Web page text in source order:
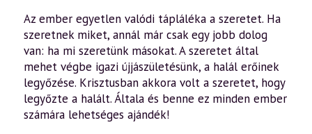
Az ember egyetlen valódi tápláléka a szeretet. Ha
szeretnek miket, annál már csak egy jobb dolog
van: ha mi szeretünk másokat. A szeretet által
mehet végbe igazi újjászületésünk, a halál erőinek
legyőzése. Krisztusban akkora volt a szeretet, hogy
legyőzte a halált. Általa és benne ez minden ember
számára lehetséges ajándék!